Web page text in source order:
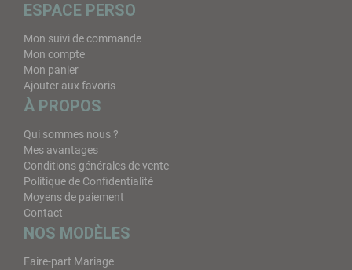
ESPACE PERSO
Mon suivi de commande
Mon compte
Mon panier
Ajouter aux favoris
À PROPOS
Qui sommes nous ?
Mes avantages
Conditions générales de vente
Politique de Confidentialité
Moyens de paiement
Contact
NOS MODÈLES
Faire-part Mariage